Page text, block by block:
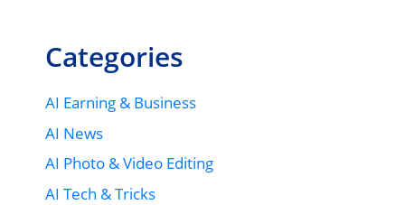
Categories
AI Earning & Business
AI News
AI Photo & Video Editing
AI Tech & Tricks